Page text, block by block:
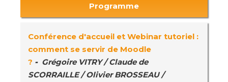
Programme
Conférence d'accueil et Webinar tutoriel :
comment se servir de Moodle
? - Grégoire VITRY / Claude de
SCORRAILLE / Olivier BROSSEAU/